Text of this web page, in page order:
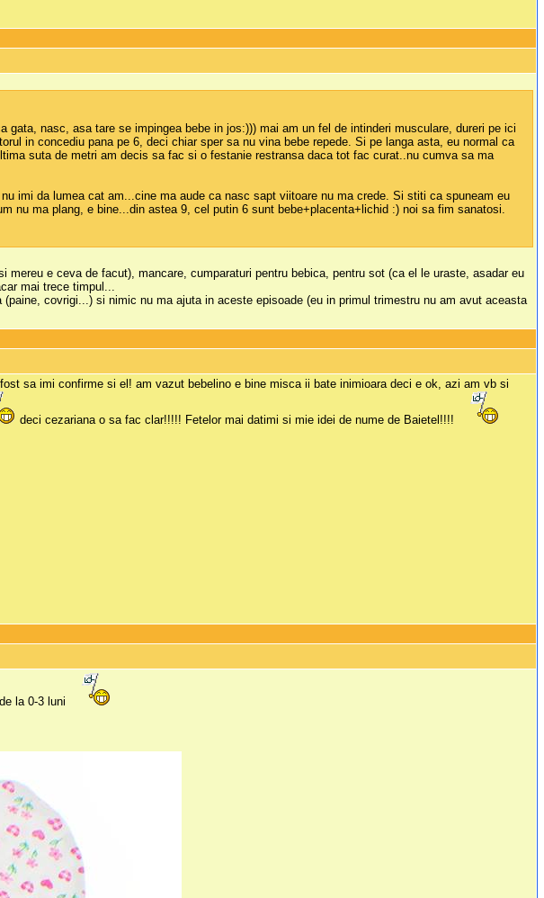
nasc, asa tare se impingea bebe in jos:))) mai am un fel de intinderi musculare, dureri pe ici
in concediu pana pe 6, deci chiar sper sa nu vina bebe repede. Si pe langa asta, eu normal ca
suta de metri am decis sa fac si o festanie restransa daca tot fac curat..nu cumva sa ma
imi da lumea cat am...cine ma aude ca nasc sapt viitoare nu ma crede. Si stiti ca spuneam eu
nu ma plang, e bine...din astea 9, cel putin 6 sunt bebe+placenta+lichid :) noi sa fim sanatosi.
e ceva de facut), mancare, cumparaturi pentru bebica, pentru sot (ca el le uraste, asadar eu
mai trece timpul...
covrigi...) si nimic nu ma ajuta in aceste episoade (eu in primul trimestru nu am avut aceasta
sa imi confirme si el! am vazut bebelino e bine misca ii bate inimioara deci e ok, azi am vb si
deci cezariana o sa fac clar!!!!! Fetelor mai datimi si mie idei de nume de Baietel!!!!
la 0-3 luni